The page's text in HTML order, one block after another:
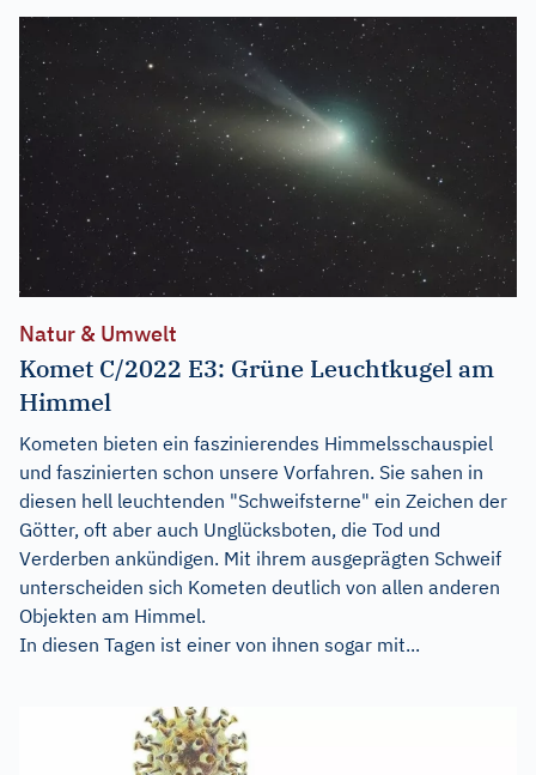
Natur & Umwelt
Komet C/2022 E3: Grüne Leuchtkugel am
Himmel
Kometen bieten ein faszinierendes Himmelsschauspiel
und faszinierten schon unsere Vorfahren. Sie sahen in
diesen hell leuchtenden "Schweifsterne" ein Zeichen der
Götter, oft aber auch Unglücksboten, die Tod und
Verderben ankündigen. Mit ihrem ausgeprägten Schweif
unterscheiden sich Kometen deutlich von allen anderen
Objekten am Himmel.
In diesen Tagen ist einer von ihnen sogar mit...